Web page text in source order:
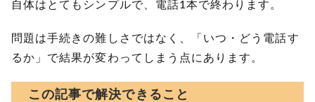
自体はとてもシンプルで、電話1本で終わります。
問題は手続きの難しさではなく、「いつ・どう電話す
るか」で結果が変わってしまう点にあります。
この記事で解決できること